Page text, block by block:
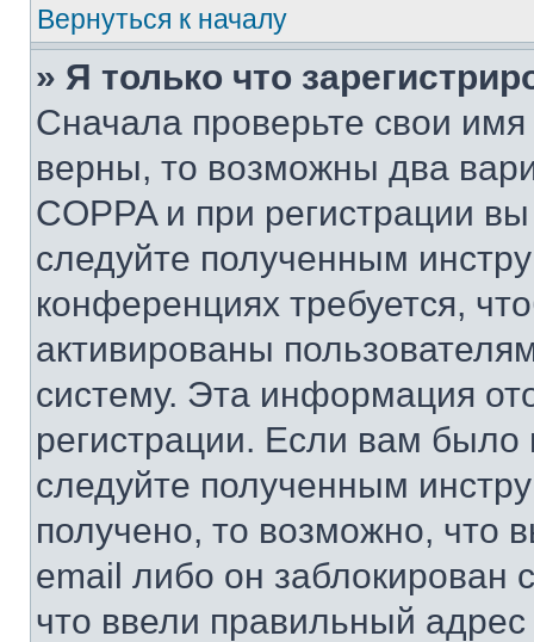
Вернуться к началу
» Я только что
Сначала проверьте свои
верны, то возможны два
COPPA и при регистрации
следуйте полученным
конференциях требуется,
активированы
систему. Эта информация
регистрации. Если вам
следуйте полученным
получено, то возможно, что
email либо он
что ввели правильный адрес